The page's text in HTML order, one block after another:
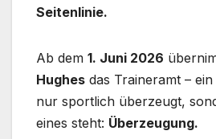
Seitenlinie.
Ab dem 1. Juni 2026
Hughes das Traineramt –
nur sportlich überzeugt,
eines steht: Überzeugung.